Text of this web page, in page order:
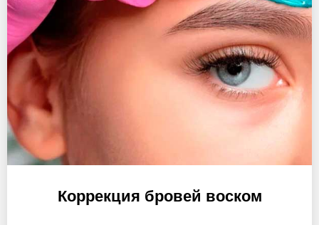
Коррекция бровей воском